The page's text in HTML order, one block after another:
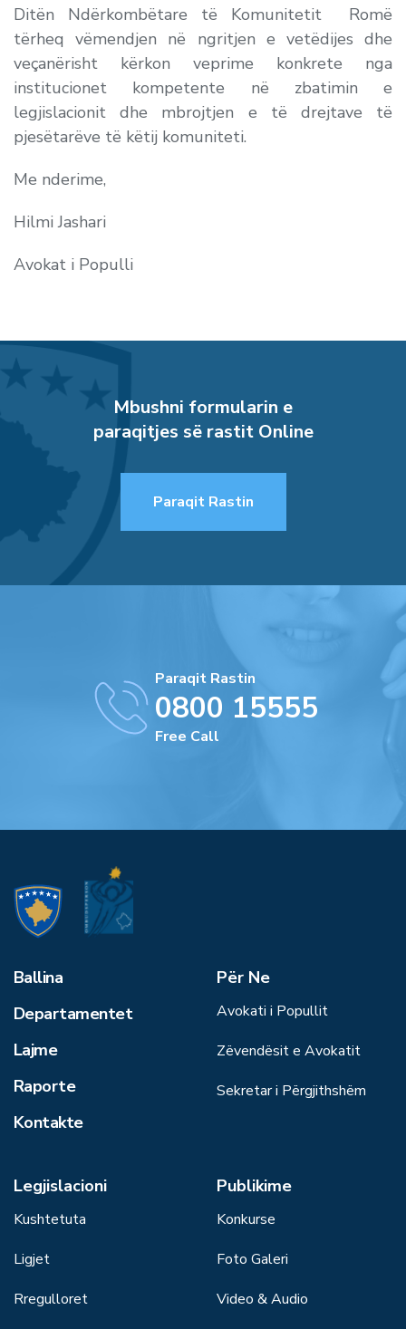
Ditën Ndërkombëtare të Komunitetit Romë
tërheq vëmendjen në ngritjen e vetëdijes dhe
veçanërisht kërkon veprime konkrete nga
institucionet kompetente në zbatimin e
legjislacionit dhe mbrojtjen e të drejtave të
pjesëtarëve të këtij komuniteti.
Me nderime,
Hilmi Jashari
Avokat i Populli
Mbushni formularin e
paraqitjes së rastit Online
Paraqit Rastin
Paraqit Rastin
0800 15555
Free Call
Ballina
Departamentet
Lajme
Raporte
Kontakte
Për Ne
Avokati i Popullit
Zëvendësit e Avokatit
Sekretar i Përgjithshëm
Legjislacioni
Kushtetuta
Ligjet
Rregulloret
Publikime
Konkurse
Foto Galeri
Video & Audio